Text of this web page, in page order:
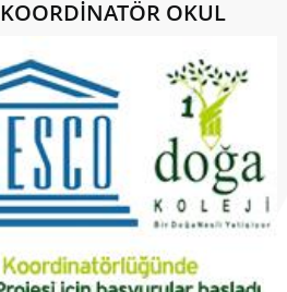
KOORDİNATÖR OKUL